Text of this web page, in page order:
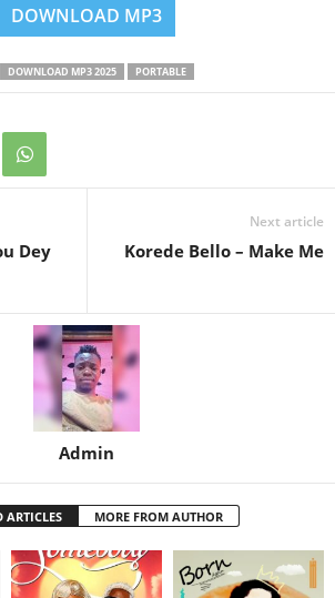
DOWNLOAD MP3
DOWNLOAD MP3 2025 PORTABLE
Dey
Next article
Korede Bello – Make Me
Admin
ARTICLES MORE FROM AUTHOR